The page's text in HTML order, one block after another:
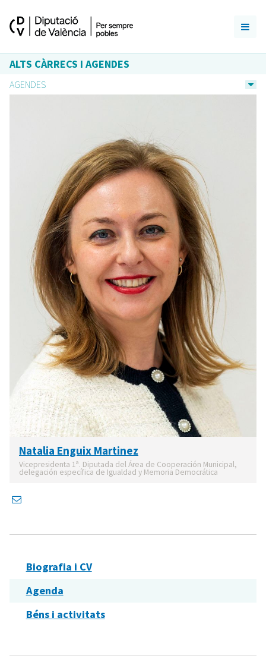
ALTS CÀRRECS I AGENDES
AGENDES
Natalia Enguix Martinez
Vicepresidenta 1ª. Diputada del Área de Cooperación Municipal,
delegación específica de Igualdad y Memoria Democrática
Biografia i CV
Agenda
Béns i activitats